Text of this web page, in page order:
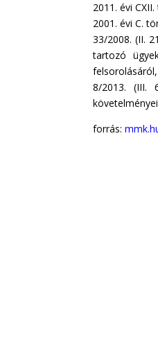
2011. évi
2001. évi C.
33/2008. (II.
tartozó
felsorolásáról,
8/2013. (III.
forrás: